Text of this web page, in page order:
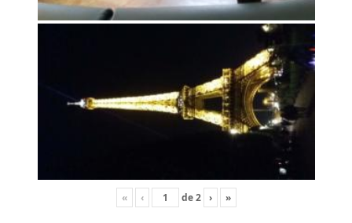
« ‹ de2 › »